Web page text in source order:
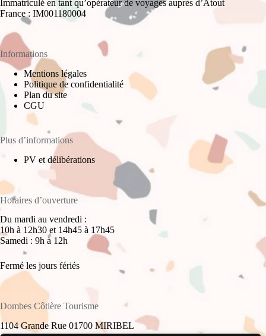
Immatriculé en tant qu’opérateur de voyages auprès d’Atout
France : IM001180004
Informations
Mentions légales
Politique de confidentialité
Plan du site
CGU
Plus d’informations
PV et délibérations
Horaires d’ouverture
Du mardi au vendredi :
10h à 12h30 et 14h45 à 17h45
Samedi : 9h à 12h
Fermé les jours fériés
Dombes Côtière Tourisme
1104 Grande Rue 01700 MIRIBEL